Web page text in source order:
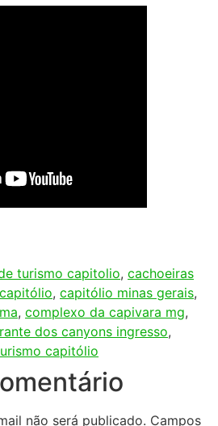
turismo capitolio, cachoeiras
, capitólio minas gerais,
, complexo da capivara mg,
dos canyons ingresso,
capitólio
não será publicado. Campos